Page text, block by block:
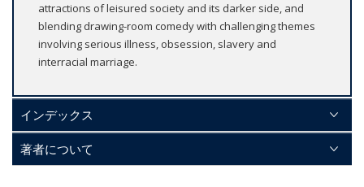
attractions of leisured society and its darker side, and
blending drawing-room comedy with challenging themes
involving serious illness, obsession, slavery and
interracial marriage.
インデックス
著者について